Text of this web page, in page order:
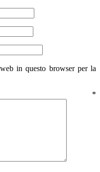
in questo browser per la
*